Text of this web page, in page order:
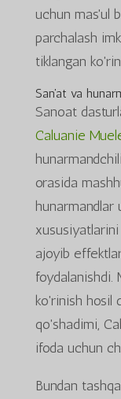
uchun mas'ul
parchalash
tiklangan
San'at va
Sanoat
Caluanie
orasida
hunarmandlar
ajoyib
foydalanishdi.
ko'rinish hosil
qo'shadimi,
ifoda uchun
Bundan